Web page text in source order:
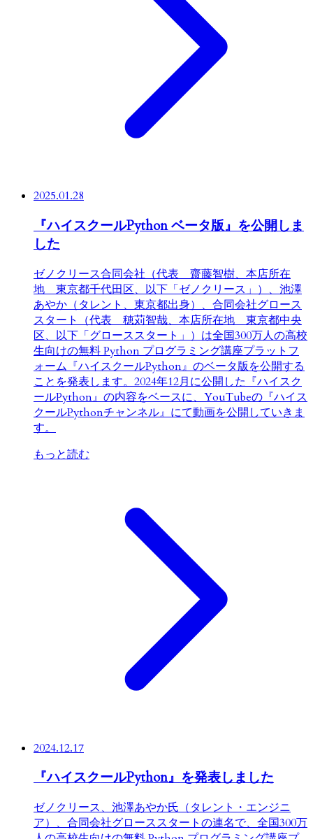
2025.01.28
『ハイスクールPython ベータ版』を公開しま
した
ゼノクリース合同会社（代表 齋藤智樹、本店所在
地 東京都千代田区、以下「ゼノクリース」）、池澤
あやか（タレント、東京都出身）、合同会社グロース
スタート（代表 穂苅智哉、本店所在地 東京都中央
区、以下「グローススタート」）は全国300万人の高校
生向けの無料 Python プログラミング講座プラットフ
ォーム『ハイスクールPython』のベータ版を公開する
ことを発表します。2024年12月に公開した『ハイスク
ールPython』の内容をベースに、YouTubeの『ハイス
クールPythonチャンネル』にて動画を公開していきま
す。
もっと読む
2024.12.17
『ハイスクールPython』を発表しました
ゼノクリース、池澤あやか氏（タレント・エンジニ
ア）、合同会社グローススタートの連名で、全国300万